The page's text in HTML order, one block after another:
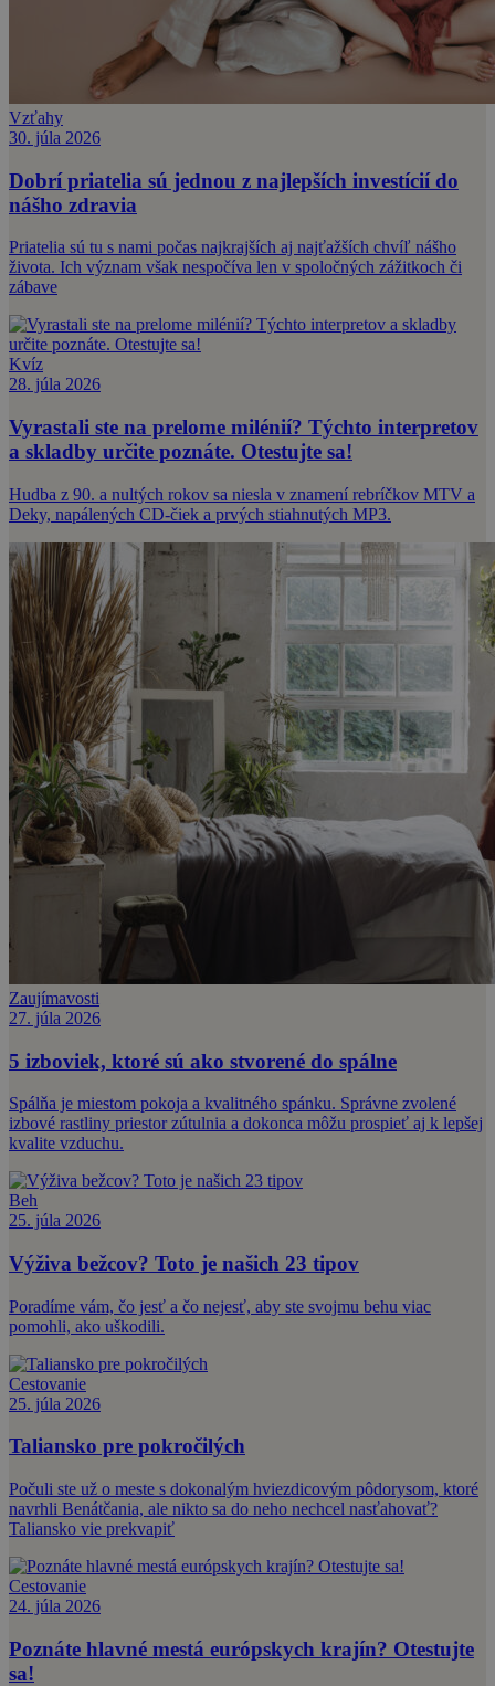
Vzťahy
30. júla 2026
Dobrí priatelia sú jednou z najlepších investícií do
nášho zdravia
Priatelia sú tu s nami počas najkrajších aj najťažších chvíľ nášho
života. Ich význam však nespočíva len v spoločných zážitkoch či
zábave
Kvíz
28. júla 2026
Vyrastali ste na prelome milénií? Týchto interpretov
a skladby určite poznáte. Otestujte sa!
Hudba z 90. a nultých rokov sa niesla v znamení rebríčkov MTV a
Deky, napálených CD-čiek a prvých stiahnutých MP3.
Zaujímavosti
27. júla 2026
5 izboviek, ktoré sú ako stvorené do spálne
Spálňa je miestom pokoja a kvalitného spánku. Správne zvolené
izbové rastliny priestor zútulnia a dokonca môžu prospieť aj k lepšej
kvalite vzduchu.
Beh
25. júla 2026
Výživa bežcov? Toto je našich 23 tipov
Poradíme vám, čo jesť a čo nejesť, aby ste svojmu behu viac
pomohli, ako uškodili.
Cestovanie
25. júla 2026
Taliansko pre pokročilých
Počuli ste už o meste s dokonalým hviezdicovým pôdorysom, ktoré
navrhli Benátčania, ale nikto sa do neho nechcel nasťahovať?
Taliansko vie prekvapiť
Cestovanie
24. júla 2026
Poznáte hlavné mestá európskych krajín? Otestujte
sa!